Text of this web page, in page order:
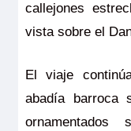
callejones
vista sobre el
El viaje
abadía barroca